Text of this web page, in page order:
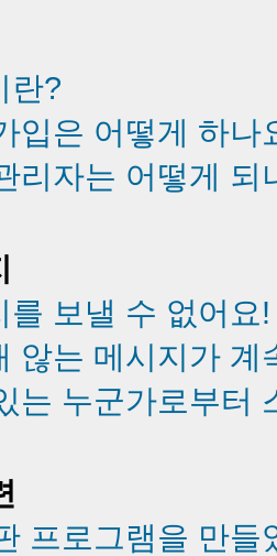
란?
입은 어떻게 하나
리자는 어떻게 되
를 보낼 수 없어요!
않는 메시지가 계
는 누군가로부터
프로그램을 만들